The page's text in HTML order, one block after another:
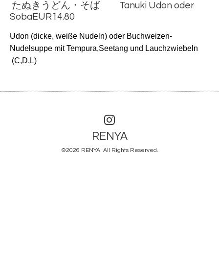
たぬきうどん・そば Tanuki Udon oder
SobaEUR14.80
Udon (dicke, weiße Nudeln) oder Buchweizen-
Nudelsuppe mitTempura,Seetang und Lauchzwiebeln
(C,D,L)
RENYA
©2026 RENYA. All Rights Reserved.